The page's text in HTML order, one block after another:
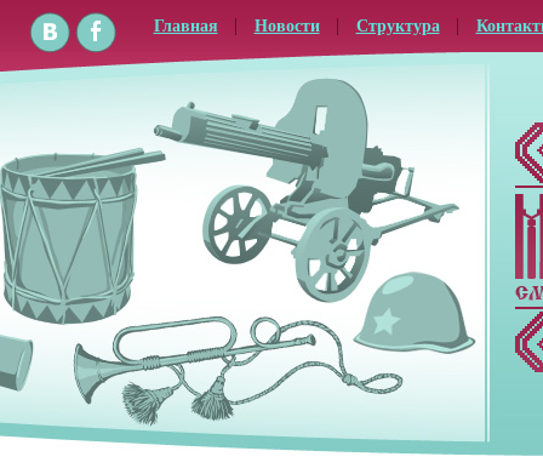
Главная Новости Структура